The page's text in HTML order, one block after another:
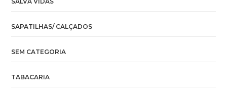
SAPATILHAS/ CALÇADOS
SEM CATEGORIA
TABACARIA